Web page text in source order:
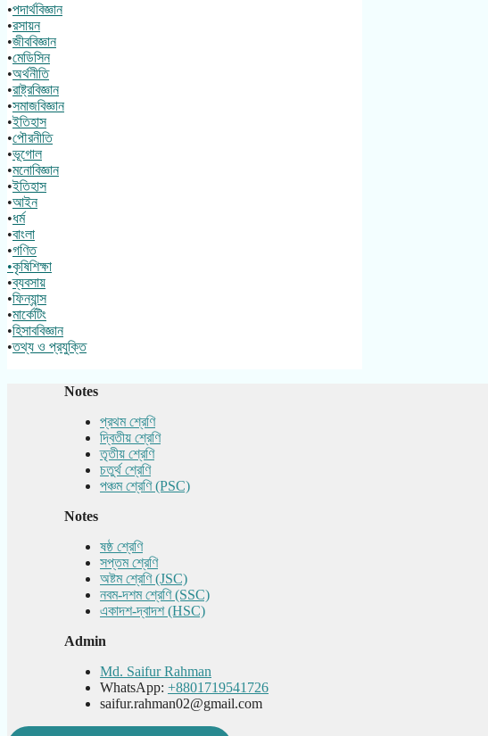
•পদার্থবিজ্ঞান
•রসায়ন
•জীববিজ্ঞান
•মেডিসিন
•অর্থনীতি
•রাষ্ট্রবিজ্ঞান
•সমাজবিজ্ঞান
•ইতিহাস
•পৌরনীতি
•ভূগোল
•মনোবিজ্ঞান
•ইতিহাস
•আইন
•ধর্ম
•বাংলা
•গণিত
•কৃষিশিক্ষা
•ব্যবসায়
•ফিন্যান্স
•মার্কেটিং
•হিসাববিজ্ঞান
•তথ্য ও প্রযুক্তি
Notes
প্রথম শ্রেণি
দ্বিতীয় শ্রেণি
তৃতীয় শ্রেণি
চতুর্থ শ্রেণি
পঞ্চম শ্রেণি (PSC)
Notes
ষষ্ঠ শ্রেণি
সপ্তম শ্রেণি
অষ্টম শ্রেণি (JSC)
নবম-দশম শ্রেণি (SSC)
একাদশ-দ্বাদশ (HSC)
Admin
Md. Saifur Rahman
WhatsApp: +8801719541726
saifur.rahman02@gmail.com